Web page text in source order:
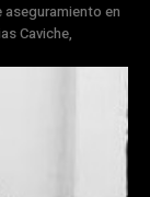
en
Caviche,